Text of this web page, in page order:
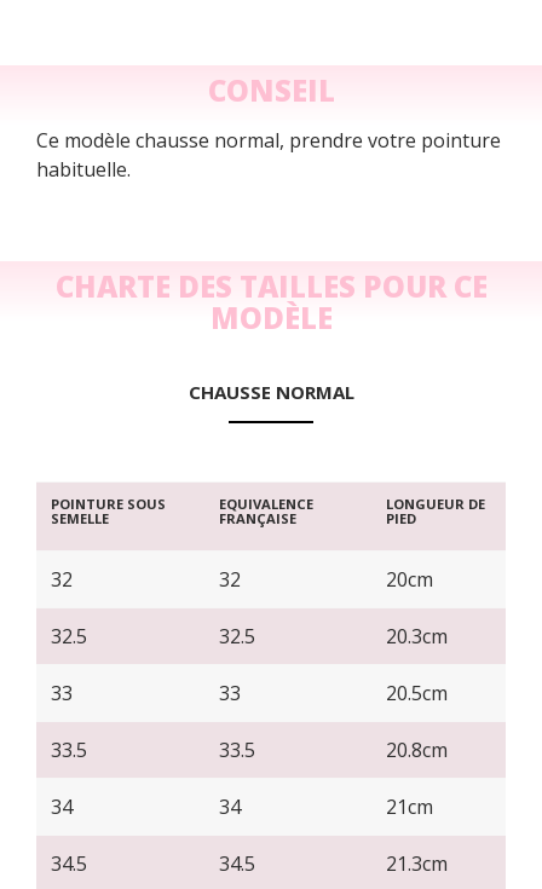
CONSEIL
Ce modèle chausse normal, prendre votre pointure
habituelle.
CHARTE DES TAILLES POUR CE
MODÈLE
CHAUSSE NORMAL
POINTURE SOUS
SEMELLE
EQUIVALENCE
FRANÇAISE
LONGUEUR DE
PIED
32 32 20cm
32.5 32.5 20.3cm
33 33 20.5cm
33.5 33.5 20.8cm
34 34 21cm
34.5 34.5 21.3cm